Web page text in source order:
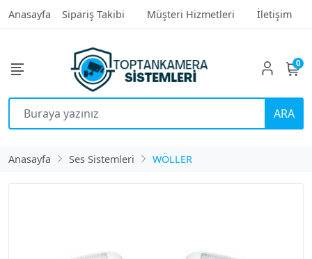
Anasayfa Sipariş Takibi Müşteri Hizmetleri İletişim
ARA
0
Anasayfa Ses Sistemleri WÖLLER